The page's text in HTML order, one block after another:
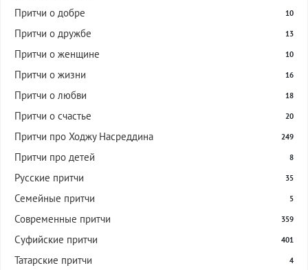
Притчи о добре 10
Притчи о дружбе 13
Притчи о женщине 10
Притчи о жизни 16
Притчи о любви 18
Притчи о счастье 20
Притчи про Ходжу Насреддина 249
Притчи про детей 8
Русские притчи 35
Семейные притчи 5
Современные притчи 359
Суфийские притчи 401
Татарские притчи 4